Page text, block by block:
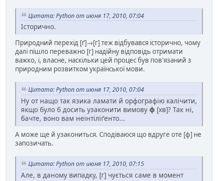
Цитата: Python от июня 17, 2010, 07:04
Історично.
Природний перехід [ґ]→[г] теж відбувався історично, чому
далі пішло переважно [г] надійну відповідь отримати
важко, і, власне, наскільки цей процес був пов'язаний з
природним розвитком української мови.
Цитата: Python от июня 17, 2010, 07:04
Ну от нащо так язика ламати й орфографію калічити,
якщо було б досить узаконити вимову ф [хв]? Так ні,
бачте, воно вам неінтіліґенто...
А може ще й узакониться. Сподіваюся що вдруге оте [ф] не
запозичать.
Цитата: Python от июня 17, 2010, 07:15
Але, в даному випадку, [г] чується саме в момент